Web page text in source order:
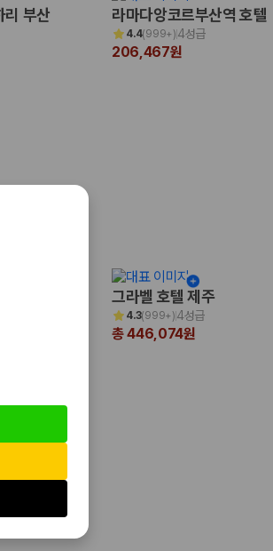
리 부산 라마다앙코르부산역 호텔
4.4(999+)4성급
206,467원
그라벨 호텔 제주
4.3(999+)4성급
총 446,074원